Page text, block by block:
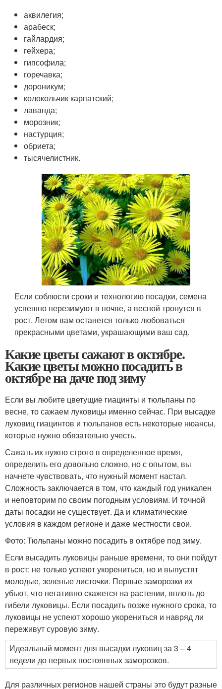
аквилегия;
арабеск;
гайлардия;
гейхера;
гипсофила;
горечавка;
дороникум;
колокольчик карпатский;
лаванда;
морозник;
настурция;
обриета;
тысячелистник.
Если соблюсти сроки и технологию посадки, семена
успешно перезимуют в почве, а весной тронутся в
рост. Летом вам останется только любоваться
прекрасными цветами, украшающими ваш сад.
Какие цветы сажают в октябре.
Какие цветы можно посадить в
октябре на даче под зиму
Если вы любите цветущие гиацинты и тюльпаны по
весне, то сажаем луковицы именно сейчас. При высадке
луковиц гиацинтов и тюльпанов есть некоторые нюансы,
которые нужно обязательно учесть.
Сажать их нужно строго в определенное время,
определить его довольно сложно, но с опытом, вы
начнете чувствовать, что нужный момент настал.
Сложность заключается в том, что каждый год уникален
и неповторим по своим погодным условиям. И точной
даты посадки не существует. Да и климатические
условия в каждом регионе и даже местности свои.
Фото: Тюльпаны можно посадить в октябре под зиму.
Если высадить луковицы раньше времени, то они пойдут
в рост: не только успеют укорениться, но и выпустят
молодые, зеленые листочки. Первые заморозки их
убьют, что негативно скажется на растении, вплоть до
гибели луковицы. Если посадить позже нужного срока, то
луковицы не успеют хорошо укорениться и навряд ли
переживут суровую зиму.
Идеальный момент для высадки луковиц за 3 – 4
недели до первых постоянных заморозков.
Для различных регионов нашей страны это будут разные